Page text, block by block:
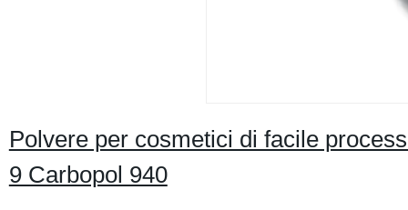
Polvere per cosmetici di facile
9 Carbopol 940